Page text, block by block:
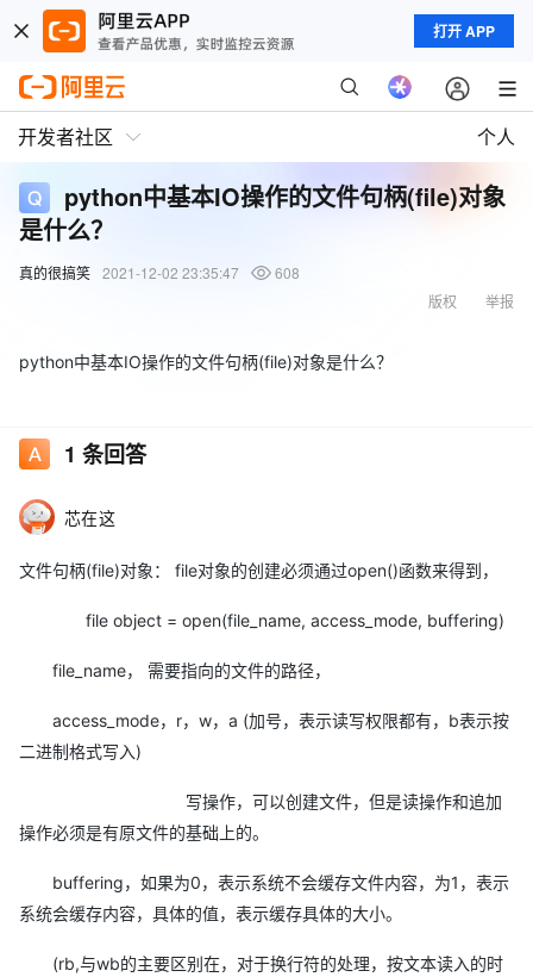
打开 APP
开发者社区 个人
python中基本IO操作的文件句柄(file)对象
是什么？
真的很搞笑 2021-12-02 23:35:47
608
举报
版权
python中基本IO操作的文件句柄(file)对象是什么？
1 条回答
芯在这
文件句柄(file)对象： file对象的创建必须通过open()函数来得到，
file object = open(file_name, access_mode, buffering)
file_name， 需要指向的文件的路径，
access_mode，r，w，a (加号，表示读写权限都有，b表示按
二进制格式写入)
写操作，可以创建文件，但是读操作和追加
操作必须是有原文件的基础上的。
buffering，如果为0，表示系统不会缓存文件内容，为1，表示
系统会缓存内容，具体的值，表示缓存具体的大小。
(rb,与wb的主要区别在，对于换行符的处理，按文本读入的时